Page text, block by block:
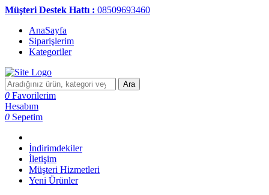
Müşteri Destek Hattı : 08509693460
AnaSayfa
Siparişlerim
Kategoriler
Ara
0 Favorilerim
Hesabım
0 Sepetim
İndirimdekiler
İletişim
Müşteri Hizmetleri
Yeni Ürünler